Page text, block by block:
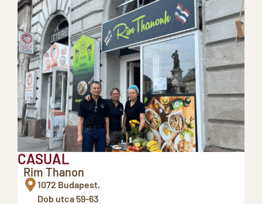
CASUAL
Rim Thanon
1072 Budapest,
Dob utca 59-63